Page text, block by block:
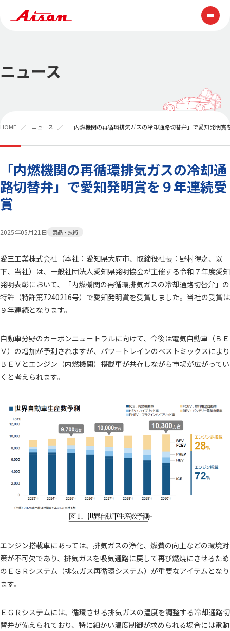
テクノロジー
製品情報
AISAN早わかり トップメッセージ
経営理念
愛三グループ 映像ライブラリ
スポーツ活動 スポンサード
最新ニュース
ニュース一覧 AISANトピックス
サステナビリティ
サステナビリティ方針／
推進体制
価値創造ストーリー
ステークホルダーエンゲージメント 人的資本経営
ENVIRONMENT 環境
GOVERNANCE ガバナンス
株主・投資家の皆様へ 中期経営計画
IRニュース
IRカレンダー よくあるご質問
ニュース
HOME ニュース 「内燃機関の再循環排気ガスの冷却通路切替弁」で愛知発明賞
「内燃機関の再循環排気ガスの冷却通
路切替弁」で愛知発明賞を９年連続受
賞
2025年05月21日 製品・技術
愛三工業株式会社（本社：愛知県大府市、取締役社長：野村得之、以
下、当社）は、一般社団法人愛知県発明協会が主催する令和７年度愛知
発明表彰において、「内燃機関の再循環排気ガスの冷却通路切替弁」の
特許（特許第7240216号）で愛知発明賞を受賞しました。当社の受賞は
９年連続となります。
自動車分野のカーボンニュートラルに向けて、今後は電気自動車（ＢＥ
Ｖ）の増加が予測されますが、パワートレインのベストミックスにより
ＢＥＶとエンジン（内燃機関）搭載車が共存しながら市場が広がってい
くと考えられます。
エンジン搭載車にあっては、排気ガスの浄化、燃費の向上などの環境対
策が不可欠であり、排気ガスを吸気通路に戻して再び燃焼にさせるため
のＥＧＲシステム（排気ガス再循環システム）が重要なアイテムとなり
ます。
ＥＧＲシステムには、循環させる排気ガスの温度を調整する冷却通路切
替弁が備えられており、特に細かい温度制御が求められる場合には電動